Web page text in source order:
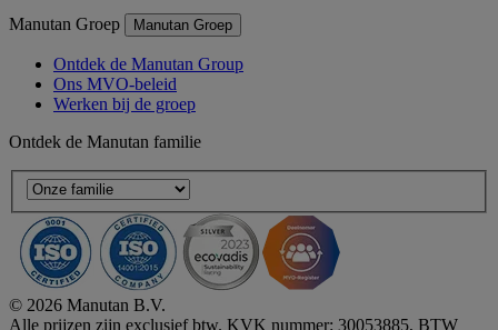
Manutan Groep Manutan Groep
Ontdek de Manutan Group
Ons MVO-beleid
Werken bij de groep
Ontdek de Manutan familie
© 2026 Manutan B.V.
Alle prijzen zijn exclusief btw. KVK nummer: 30053885, BTW